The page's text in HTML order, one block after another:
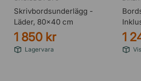
Skrivbordsunderlägg -
Läder, 80x40 cm
1 850 kr
Lagervara
1